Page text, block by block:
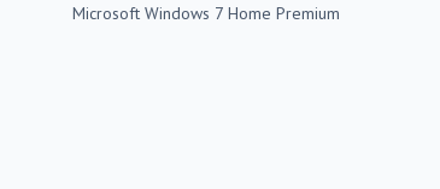
Microsoft Windows 7 Home Premium